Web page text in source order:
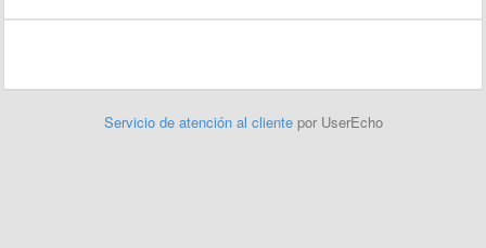
Servicio de atención al cliente por UserEcho